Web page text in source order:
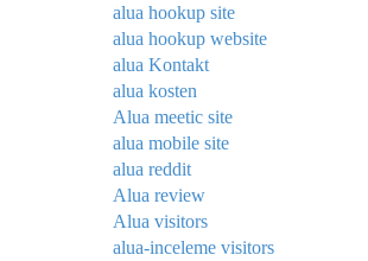
alua hookup site
alua hookup website
alua Kontakt
alua kosten
Alua meetic site
alua mobile site
alua reddit
Alua review
Alua visitors
alua-inceleme visitors